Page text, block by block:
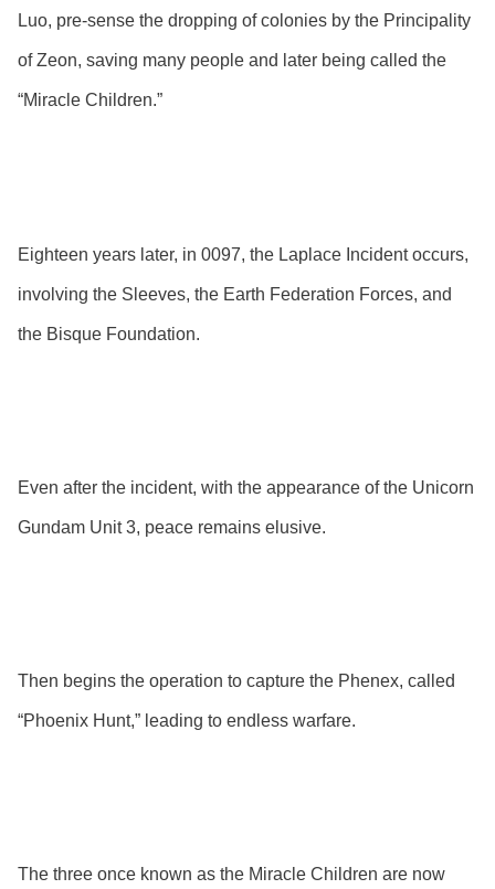
Luo, pre-sense the dropping of colonies by the Principality
of Zeon, saving many people and later being called the
“Miracle Children.”
Eighteen years later, in 0097, the Laplace Incident occurs,
involving the Sleeves, the Earth Federation Forces, and
the Bisque Foundation.
Even after the incident, with the appearance of the Unicorn
Gundam Unit 3, peace remains elusive.
Then begins the operation to capture the Phenex, called
“Phoenix Hunt,” leading to endless warfare.
The three once known as the Miracle Children are now